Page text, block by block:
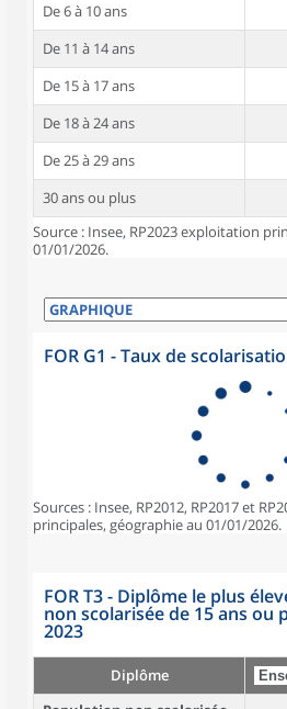
De 6 à 10 ans
De 11 à 14 ans
De 15 à 17 ans
De 18 à 24 ans
De 25 à 29 ans
30 ans ou plus
Source : Insee, RP2023 exploitation
01/01/2026.
FOR G1 - Taux de
Sources : Insee, RP2012, RP2017 et
principales, géographie au 01/01/2026.
FOR T3 - Diplôme le plus
non scolarisée de 15 ans ou
2023
Diplôme